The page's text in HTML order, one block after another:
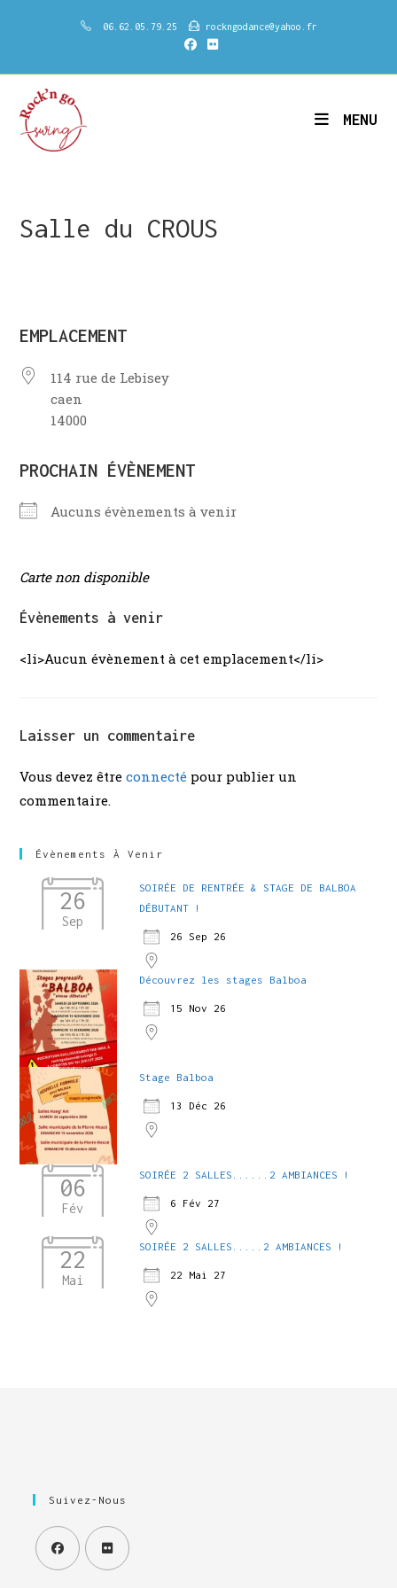
06.62.05.79.25 rockngodance@yahoo.fr
MENU
Salle du CROUS
EMPLACEMENT
114 rue de Lebisey
caen
14000
PROCHAIN ÉVÈNEMENT
Aucuns évènements à venir
Carte non disponible
Évènements à venir
<li>Aucun évènement à cet emplacement</li>
Laisser un commentaire
Vous devez êtreconnecté pour publier un
commentaire.
Évènements À Venir
26
Sep
SOIRÉE DE RENTRÉE & STAGE DE BALBOA
DÉBUTANT !
26 Sep 26
Découvrez les stages Balboa
15 Nov 26
Stage Balboa
13 Déc 26
06
Fév
SOIRÉE 2 SALLES......2 AMBIANCES !
6 Fév 27
22
Mai
SOIRÉE 2 SALLES.....2 AMBIANCES !
22 Mai 27
Suivez-Nous